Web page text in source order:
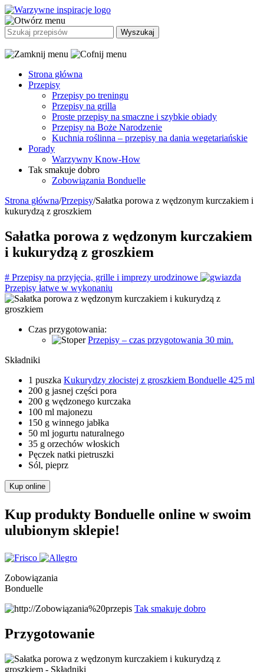
Strona główna
Przepisy
Przepisy po treningu
Przepisy na grilla
Proste przepisy na smaczne i szybkie obiady
Przepisy na Boże Narodzenie
Kuchnia roślinna – przepisy na dania wegetariańskie
Porady
Warzywny Know-How
Tak smakuje dobro
Zobowiązania Bonduelle
Strona główna/Przepisy/Sałatka porowa z wędzonym kurczakiem i
kukurydzą z groszkiem
Sałatka porowa z wędzonym kurczakiem
i kukurydzą z groszkiem
# Przepisy na przyjęcia, grille i imprezy urodzinowe
Przepisy łatwe w wykonaniu
Czas przygotowania:
Przepisy – czas przygotowania 30 min.
Składniki
1 puszka Kukurydzy złocistej z groszkiem Bonduelle 425 ml
200 g jasnej części pora
200 g wędzonego kurczaka
100 ml majonezu
150 g winnego jabłka
50 ml jogurtu naturalnego
35 g orzechów włoskich
Pęczek natki pietruszki
Sól, pieprz
Kup online
Kup produkty Bonduelle online w swoim
ulubionym sklepie!
Zobowiązania
Bonduelle
Tak smakuje dobro
Przygotowanie